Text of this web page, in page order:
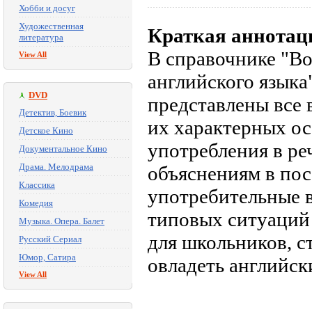
Хобби и досуг
Художественная
литература
View All
DVD
Детектив, Боевик
Детское Кино
Документальное Кино
Драма. Мелодрама
Классика
Комедия
Музыка. Опера. Балет
Русский Сериал
Юмор, Сатира
View All
Краткая
В справочнике
английского
представлены
их характерных
употребления в
объяснениям в
употребительные
типовых
для школьников,
овладеть